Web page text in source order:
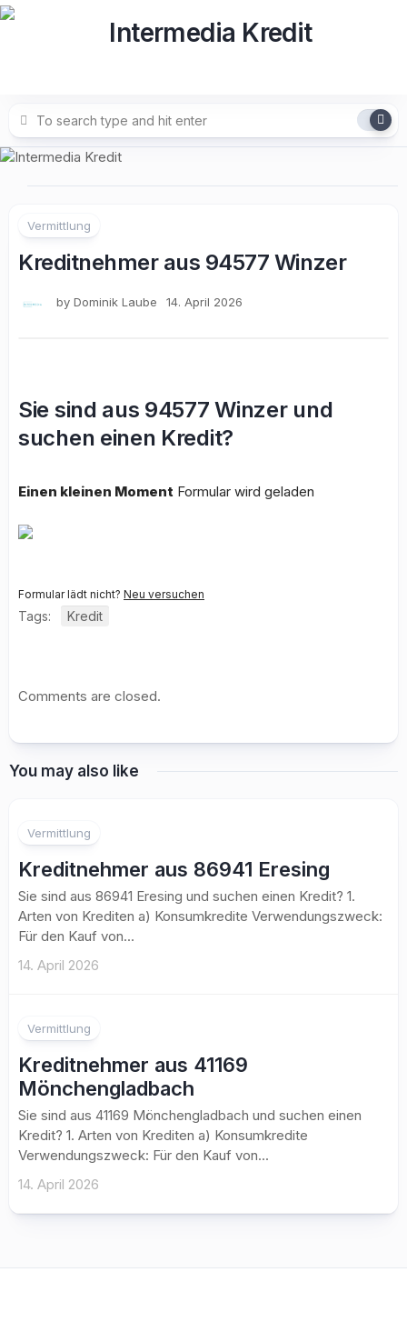
Skip
Vermittlung
Kreditnehmer aus 94577 Winzer
by Dominik Laube 14. April 2026
Sie sind aus 94577 Winzer und
suchen einen Kredit?
Einen kleinen Moment Formular wird geladen
Formular lädt nicht? Neu versuchen
Tags: Kredit
Comments are closed.
You may also like
Vermittlung
Kreditnehmer aus 86941 Eresing
Sie sind aus 86941 Eresing und suchen einen Kredit? 1.
Arten von Krediten a) Konsumkredite Verwendungszweck:
Für den Kauf von...
14. April 2026
Vermittlung
Kreditnehmer aus 41169
Mönchengladbach
Sie sind aus 41169 Mönchengladbach und suchen einen
Kredit? 1. Arten von Krediten a) Konsumkredite
Verwendungszweck: Für den Kauf von...
14. April 2026